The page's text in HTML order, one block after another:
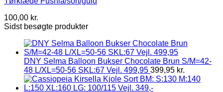
100,00 kr.
Sidst besøgte produkter
DNY Selma Balloon Bukser Chocolate Brun S/M=42-
48 L/XL=50-56 SKL:67 Vejl. 499,95 399,95 kr.